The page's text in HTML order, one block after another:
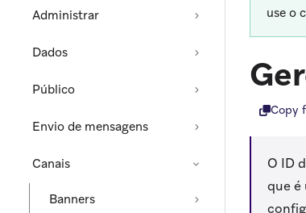
Administrar
Dados
Público
Envio de mensagens
Canais
Banners
use o
Copy
O ID
que é